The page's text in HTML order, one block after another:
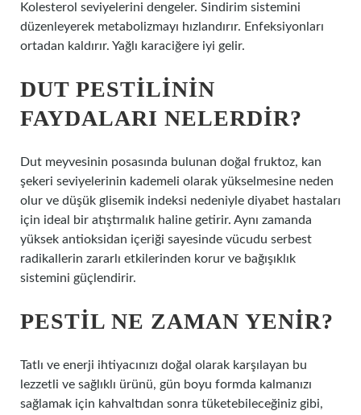
Kolesterol seviyelerini dengeler. Sindirim sistemini
düzenleyerek metabolizmayı hızlandırır. Enfeksiyonları
ortadan kaldırır. Yağlı karaciğere iyi gelir.
DUT PESTILININ
FAYDALARI NELERDIR?
Dut meyvesinin posasında bulunan doğal fruktoz, kan
şekeri seviyelerinin kademeli olarak yükselmesine neden
olur ve düşük glisemik indeksi nedeniyle diyabet hastaları
için ideal bir atıştırmalık haline getirir. Aynı zamanda
yüksek antioksidan içeriği sayesinde vücudu serbest
radikallerin zararlı etkilerinden korur ve bağışıklık
sistemini güçlendirir.
PESTIL NE ZAMAN YENIR?
Tatlı ve enerji ihtiyacınızı doğal olarak karşılayan bu
lezzetli ve sağlıklı ürünü, gün boyu formda kalmanızı
sağlamak için kahvaltıdan sonra tüketebileceğiniz gibi,